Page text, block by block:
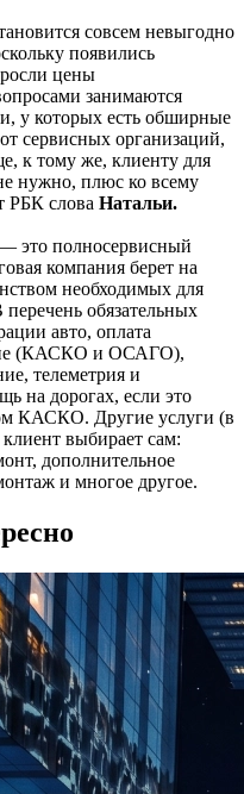
совсем невыгодно
появились
цены
занимаются
у которых есть обширные
сервисных организаций,
к тому же, клиенту для
нужно, плюс ко всему
РБК слова Натальи.
это полносервисный
компания берет на
необходимых для
обязательных
авто, оплата
(КАСКО и ОСАГО),
телеметрия и
на дорогах, если это
КАСКО. Другие услуги (в
выбирает сам:
дополнительное
и многое другое.